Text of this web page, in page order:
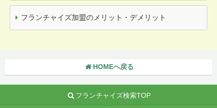
フランチャイズ加盟のメリット・デメリット
HOMEへ戻る
フランチャイズ検索TOP